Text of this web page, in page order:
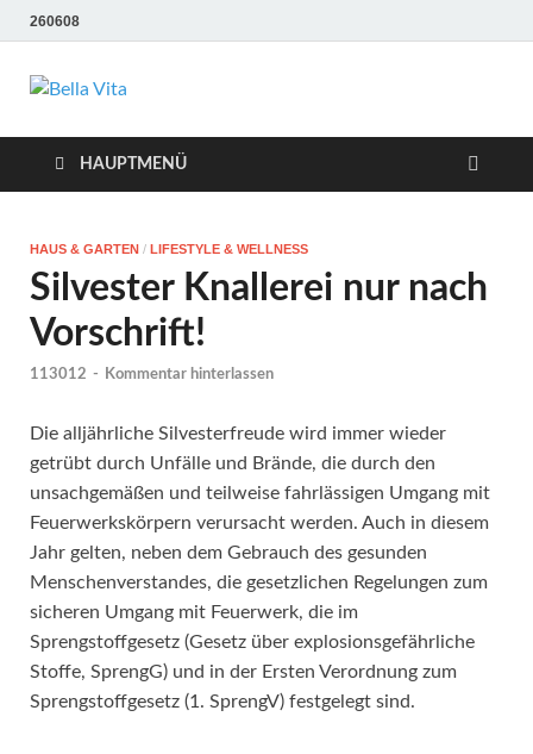
260608
Bella Vita
Wellness Fitness
Tipps
Tipps
HAUPTMENÜ
HAUS & GARTEN / LIFESTYLE & WELLNESS
Silvester Knallerei nur nach
Vorschrift!
113012 - Kommentar hinterlassen
Die alljährliche Silvesterfreude wird immer wieder
getrübt durch Unfälle und Brände, die durch den
unsachgemäßen und teilweise fahrlässigen Umgang mit
Feuerwerkskörpern verursacht werden. Auch in diesem
Jahr gelten, neben dem Gebrauch des gesunden
Menschenverstandes, die gesetzlichen Regelungen zum
sicheren Umgang mit Feuerwerk, die im
Sprengstoffgesetz (Gesetz über explosionsgefährliche
Stoffe, SprengG) und in der Ersten Verordnung zum
Sprengstoffgesetz (1. SprengV) festgelegt sind.